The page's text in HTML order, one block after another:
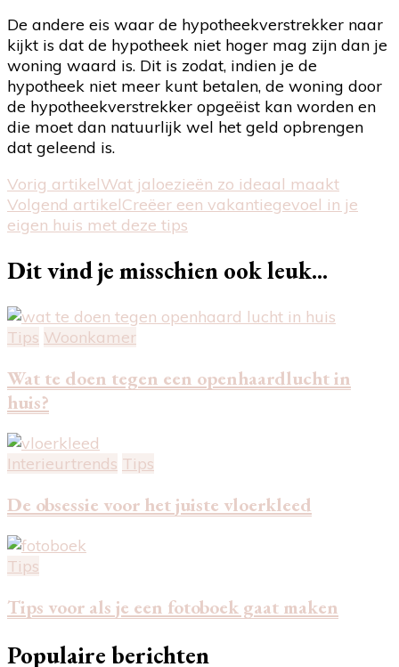
De andere eis waar de hypotheekverstrekker naar
kijkt is dat de hypotheek niet hoger mag zijn dan je
woning waard is. Dit is zodat, indien je de
hypotheek niet meer kunt betalen, de woning door
de hypotheekverstrekker opgeëist kan worden en
die moet dan natuurlijk wel het geld opbrengen
dat geleend is.
Bericht
navigatie
Vorig artikelWat jaloezieën zo ideaal maakt
Volgend artikelCreëer een vakantiegevoel in je
eigen huis met deze tips
Dit vind je misschien ook leuk...
Tips Woonkamer
Wat te doen tegen een openhaardlucht in
huis?
Interieurtrends Tips
De obsessie voor het juiste vloerkleed
Tips
Tips voor als je een fotoboek gaat maken
Populaire berichten